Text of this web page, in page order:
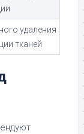
удаления
тканей